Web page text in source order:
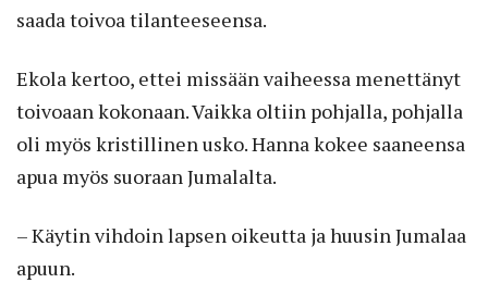
saada toivoa tilanteeseensa.
Ekola kertoo, ettei missään vaiheessa menettänyt
toivoaan kokonaan. Vaikka oltiin pohjalla, pohjalla
oli myös kristillinen usko. Hanna kokee saaneensa
apua myös suoraan Jumalalta.
– Käytin vihdoin lapsen oikeutta ja huusin Jumalaa
apuun.